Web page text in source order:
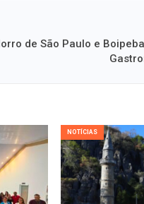
de São Paulo e
NOTÍCIAS